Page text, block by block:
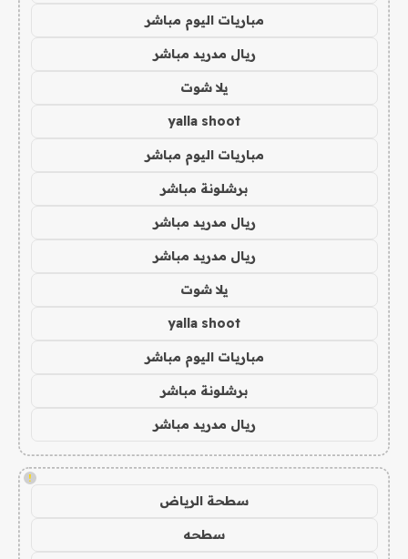
مباريات اليوم مباشر
ريال مدريد مباشر
يلا شوت
yalla shoot
مباريات اليوم مباشر
برشلونة مباشر
ريال مدريد مباشر
ريال مدريد مباشر
يلا شوت
yalla shoot
مباريات اليوم مباشر
برشلونة مباشر
ريال مدريد مباشر
!
سطحة الرياض
سطحه